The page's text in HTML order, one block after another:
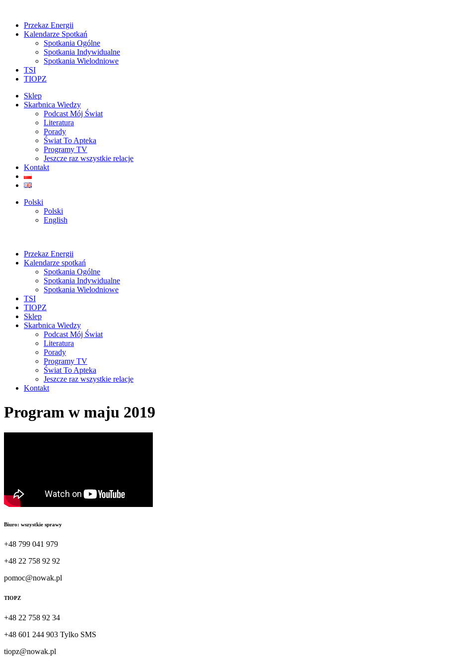
Przekaz Energii
Kalendarze Spotkań
Spotkania Ogólne
Spotkania Indywidualne
Spotkania Wielodniowe
TSI
TIOPZ
Sklep
Skarbnica Wiedzy
Podcast Mój Świat
Literatura
Porady
Świat To Apteka
Programy TV
Jeszcze raz wszystkie relacje
Kontakt
Polski
Polski
English
Przekaz Energii
Kalendarze spotkań
Spotkania Ogólne
Spotkania Indywidualne
Spotkania Wielodniowe
TSI
TIOPZ
Sklep
Skarbnica Wiedzy
Podcast Mój Świat
Literatura
Porady
Programy TV
Świat To Apteka
Jeszcze raz wszystkie relacje
Kontakt
Program w maju 2019
Biuro: wszystkie sprawy
+48 799 041 979
+48 22 758 92 92
pomoc@nowak.pl
TIOPZ
+48 22 758 92 34
+48 601 244 903 Tylko SMS
tiopz@nowak.pl